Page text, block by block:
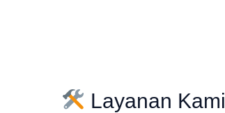
Layanan Kami